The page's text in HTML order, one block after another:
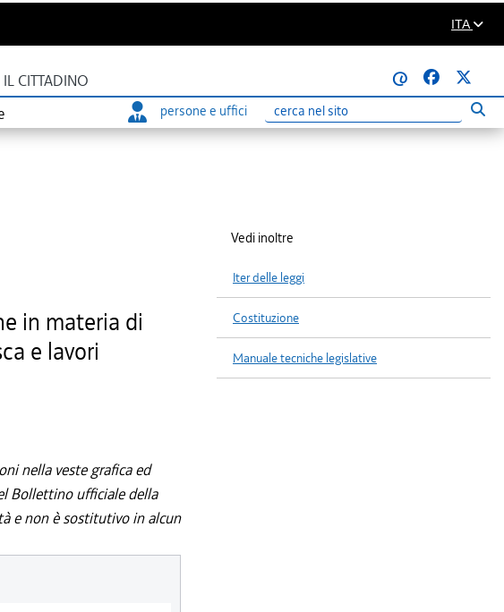
ITA
IL CITTADINO
@
persone e uffici
Ricerca
in materia di
e lavori
nella veste grafica ed
Bollettino ufficiale della
e non è sostitutivo in alcun
Vedi inoltre
Iter delle leggi
Costituzione
Manuale tecniche legislative